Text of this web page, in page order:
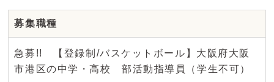
募集職種
急募!! 【登録制/バスケットボール】大阪府大阪
市港区の中学・高校 部活動指導員（学生不可）